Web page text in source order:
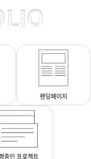
랜딩페이지
중인 프로젝트